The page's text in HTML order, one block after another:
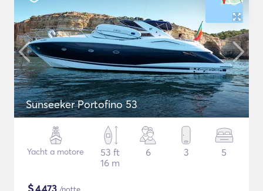
Sunseeker Portofino 53
Yacht a motore
53 ft
16 m
6 3 5
4,473